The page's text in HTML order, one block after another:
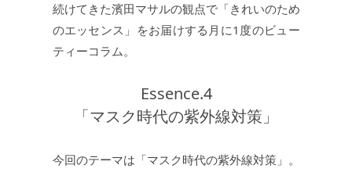
続けてきた濱田マサルの観点で「きれいのため
のエッセンス」をお届けする月に1度のビュー
ティーコラム。
Essence.4
「マスク時代の紫外線対策」
今回のテーマは「マスク時代の紫外線対策」。
JEWELRY
MEN'S SELECT 男性にもおすすめ
OTHER その他